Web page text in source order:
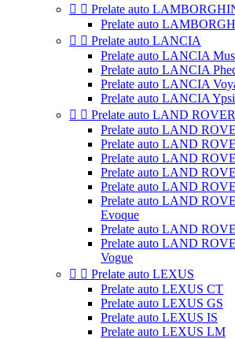
  Prelate auto
Prelate auto
  Prelate auto LANCIA
Prelate auto LANCIA
Prelate auto LANCIA
Prelate auto LANCIA
Prelate auto LANCIA
  Prelate auto LAND ROVER
Prelate auto LAND
Prelate auto LAND
Prelate auto LAND
Prelate auto LAND
Prelate auto LAND
Prelate auto LAND
Evoque
Prelate auto LAND
Prelate auto LAND
Vogue
  Prelate auto LEXUS
Prelate auto LEXUS CT
Prelate auto LEXUS GS
Prelate auto LEXUS IS
Prelate auto LEXUS LM